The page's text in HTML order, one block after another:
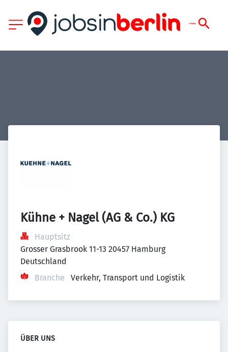
Kühne + Nagel (AG & Co.) KG
Hauptsitz
Grosser Grasbrook 11-13 20457 Hamburg
Deutschland
Branche
Verkehr, Transport und Logistik
ÜBER UNS